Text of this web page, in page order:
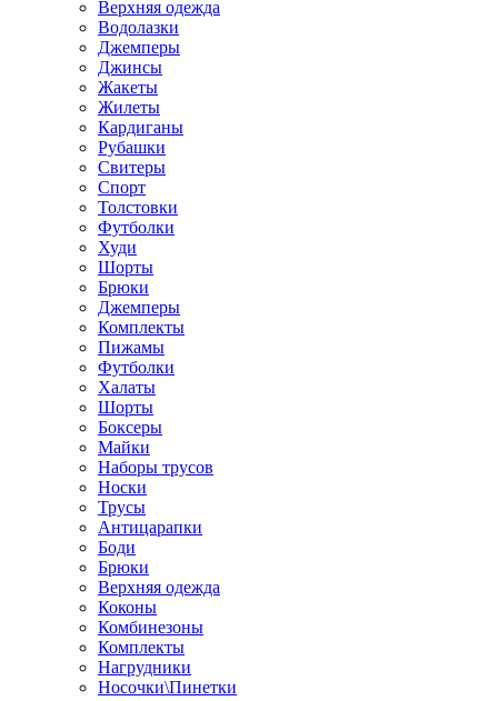
Верхняя одежда
Водолазки
Джемперы
Джинсы
Жакеты
Жилеты
Кардиганы
Рубашки
Свитеры
Спорт
Толстовки
Футболки
Худи
Шорты
Брюки
Джемперы
Комплекты
Пижамы
Футболки
Халаты
Шорты
Боксеры
Майки
Наборы трусов
Носки
Трусы
Антицарапки
Боди
Брюки
Верхняя одежда
Коконы
Комбинезоны
Комплекты
Нагрудники
Носочки\Пинетки